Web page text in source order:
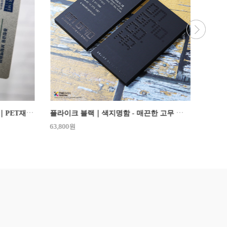
N326. 실버 펄 프리미엄 카드명함｜PET재질 - 영롱한 진주빛 펄과 유광 실버 테두리가 명품인 프리미엄 명함 플라이크 블랙｜색지명함 - 매끈한 고무 질감과 무광 딥 블랙의 프리미엄 수입지 명함
63,800원